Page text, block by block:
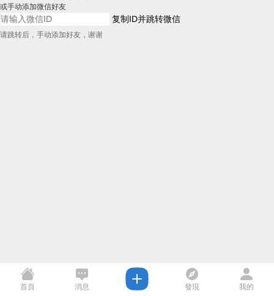
或手动添加微信好友
复制ID并跳转微信
请跳转后，手动添加好友，谢谢
首頁 消息 發現 我的